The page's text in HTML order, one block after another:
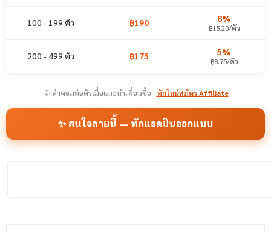
100 - 199 ตัว ฿190 8%
฿15.20/ตัว
200 - 499 ตัว ฿175 5%
฿8.75/ตัว
💡 ค่าคอมต่อตัวเมื่อแนะนำเพื่อนซื้อ · ทักไลน์สมัคร Affiliate
✨ สนใจลายนี้ — ทักแอดมินออกแบบ